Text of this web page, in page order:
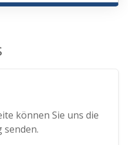
können Sie uns die